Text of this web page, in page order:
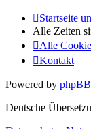
Startseite
Alle Zeiten
Alle
Kontakt
Powered by phpBB
Deutsche